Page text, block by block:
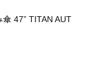
47” TITAN AUT